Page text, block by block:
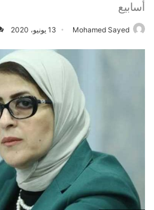
أسابيع
Mohamed Sayed 13 يونيو، 2020